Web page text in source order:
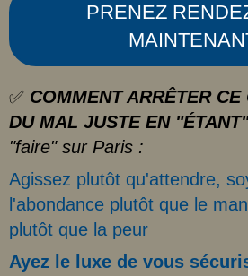
PRENEZ
✅ COMMENT ARRÊTER
DU MAL JUSTE EN
"faire" sur Paris :
Agissez plutôt qu'attendre,
l'abondance plutôt que le
plutôt que la peur
Ayez le luxe de vous